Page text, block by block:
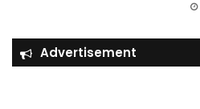
Advertisement